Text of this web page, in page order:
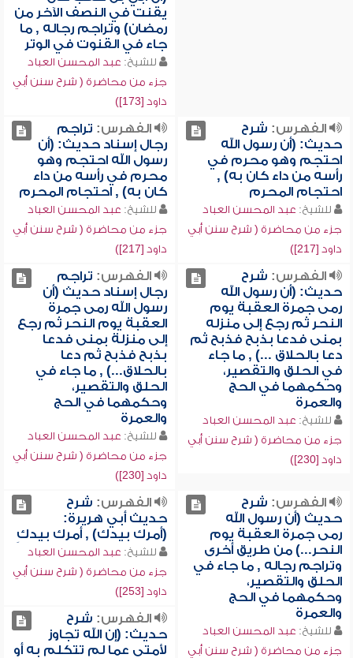
يقنت في النصف الآخر من
رمضان) وتراجم رجاله , ما
جاء في القنوت في الوتر
للشيخ: عبد المحسن العباد
جزء من محاضرة ( شرح سنن أبي
داود [173])
الفهرس: شرح
حديث: (أن رسول الله
احتجم وهو محرم في
رأسه من داء كان به) ,
احتجام المحرم
للشيخ: عبد المحسن العباد
جزء من محاضرة ( شرح سنن أبي
داود [217])
الفهرس: تراجم
رجال إسناد حديث: (أن
رسول الله احتجم وهو
محرم في رأسه من داء
كان به) , احتجام المحرم
للشيخ: عبد المحسن العباد
جزء من محاضرة ( شرح سنن أبي
داود [217])
الفهرس: شرح
حديث: (أن رسول الله
رمى جمرة العقبة يوم
النحر ثم رجع إلى منزله
بمنى فدعا بذبح فذبح ثم
دعا بالحلاق ...) , ما جاء
في الحلق والتقصير،
وحكمهما في الحج
والعمرة
للشيخ: عبد المحسن العباد
جزء من محاضرة ( شرح سنن أبي
داود [230])
الفهرس: تراجم
رجال إسناد حديث (أن
رسول الله رمى جمرة
العقبة يوم النحر ثم رجع
إلى منزلة بمنى فدعا
بذبح فذبح ثم دعا
بالحلاق...) , ما جاء في
الحلق والتقصير،
وحكمهما في الحج
والعمرة
للشيخ: عبد المحسن العباد
جزء من محاضرة ( شرح سنن أبي
داود [230])
الفهرس: شرح
حديث (أن رسول الله
رمى جمرة العقبة يوم
النحر...) من طريق أخرى
وتراجم رجاله , ما جاء في
الحلق والتقصير،
وحكمهما في الحج
والعمرة
للشيخ: عبد المحسن العباد
جزء من محاضرة ( شرح سنن أبي
الفهرس: شرح
حديث أبي هريرة:
(أمرك بيدك) , أمرك بيدكِ
للشيخ: عبد المحسن العباد
جزء من محاضرة ( شرح سنن أبي
داود [253])
الفهرس: شرح
حديث: (إن الله تجاوز
لأمتي عما لم تتكلم به أو